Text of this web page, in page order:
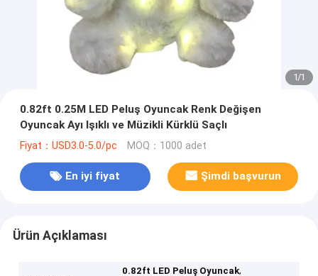
1/1
0.82ft 0.25M LED Peluş Oyuncak Renk Değişen
Oyuncak Ayı Işıklı ve Müzikli Kürklü Saçlı
Fiyat：USD3.0-5.0/pc MOQ：1000 adet
En iyi fiyat Şimdi başvurun
Ürün Açıklaması
0.82ft LED Peluş Oyuncak,